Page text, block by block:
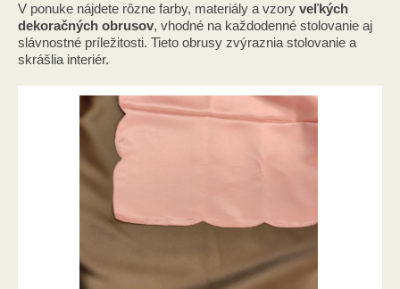
V ponuke nájdete rôzne farby, materiály a vzory veľkých
dekoračných obrusov, vhodné na každodenné stolovanie aj
slávnostné príležitosti. Tieto obrusy zvýraznia stolovanie a
skrášlia interiér.